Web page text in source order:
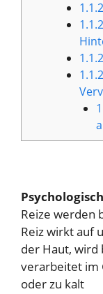
Psychologisch
Reize werden
Reiz wirkt auf
der Haut, wird
verarbeitet im
oder zu kalt